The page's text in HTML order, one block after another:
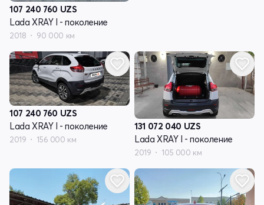
107 240 760 UZS
Lada XRAY I - поколение
2018 90 000 км
107 240 760 UZS
Lada XRAY I - поколение
2019 156 000 км
131 072 040 UZS
Lada XRAY I - поколение
2019 105 000 км